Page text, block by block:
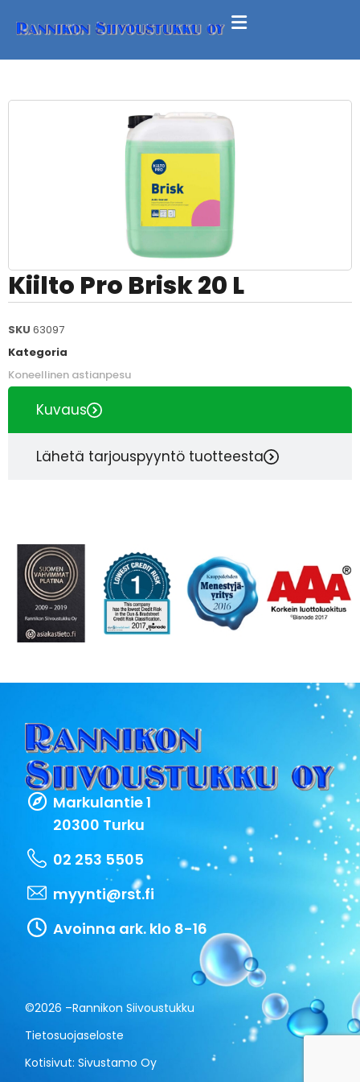
Kiilto Pro Brisk 20 L
SKU 63097
Kategoria
Koneellinen astianpesu
Kuvaus
Lähetä tarjouspyyntö tuotteesta
Markulantie 1
20300 Turku
02 253 5505
myynti@rst.fi
Avoinna ark. klo 8-16
©2026 –Rannikon Siivoustukku
Tietosuojaseloste
Kotisivut:Sivustamo Oy